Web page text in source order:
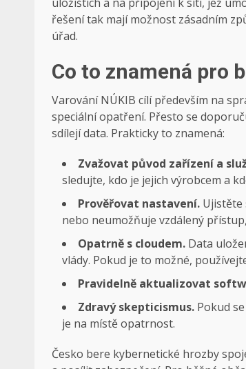
řešení tak mají možnost zásadním
úřad.
Co to znamená pro
Varování NÚKIB cílí především na
speciální opatření. Přesto se
sdílejí data. Prakticky to znamená:
Zvažovat původ zařízení a
sledujte, kdo je jejich výrobcem a
Prověřovat nastavení. Ujistěte
nebo neumožňuje vzdálený
Opatrně s cloudem. Data
vlády. Pokud je to možné,
Pravidelně aktualizovat
Zdravý skepticismus. Pokud
je na místě opatrnost.
Česko bere kybernetické hrozby